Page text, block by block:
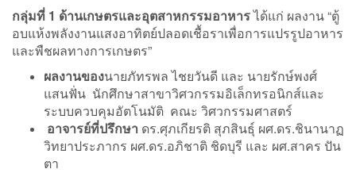
กลุ่มที่ 1 ด้านเกษตรและอุตสาหกรรมอาหารได้แก่ ผลงาน “ตู้
อบแห้งพลังงานแสงอาทิตย์ปลอดเชื้อราเพื่อการแปรรูปอาหาร
และพืชผลทางการเกษตร”
ผลงานของนายภัทรพล ไชยวันดี และ นายรักษ์พงศ์
แสนฟั่น นักศึกษาสาขาวิศวกรรมอิเล็กทรอนิกส์และ
ระบบควบคุมอัตโนมัติ คณะ วิศวกรรมศาสตร์
อาจารย์ที่ปรึกษา ดร.ศุภเกียรติ สุภสินธุ์ ผศ.ดร.ชินานาฏ
วิทยาประภากร ผศ.ดร.อภิชาติ ชิดบุรี และ ผศ.สาคร ปัน
ตา